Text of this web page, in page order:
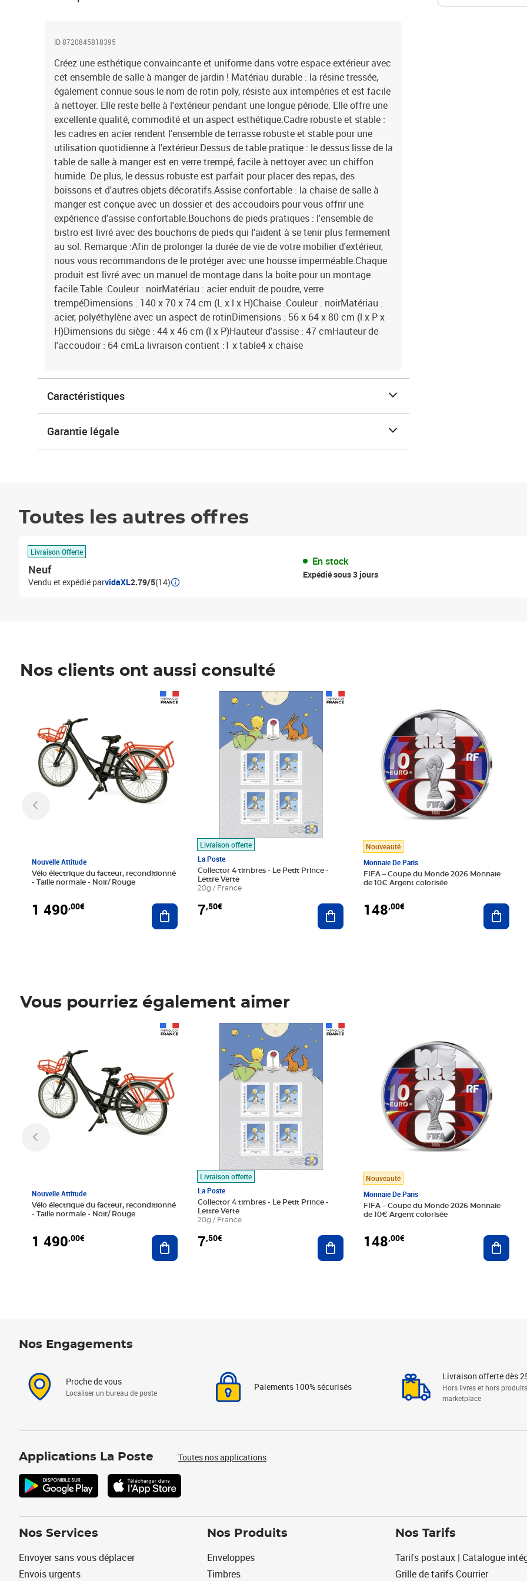
ID 8720845818395
Créez une esthétique convaincante et uniforme dans votre espace extérieur avec
cet ensemble de salle à manger de jardin ! Matériau durable : la résine tressée,
également connue sous le nom de rotin poly, résiste aux intempéries et est facile
à nettoyer. Elle reste belle à l'extérieur pendant une longue période. Elle offre une
excellente qualité, commodité et un aspect esthétique.Cadre robuste et stable :
les cadres en acier rendent l'ensemble de terrasse robuste et stable pour une
utilisation quotidienne à l'extérieur.Dessus de table pratique : le dessus lisse de la
table de salle à manger est en verre trempé, facile à nettoyer avec un chiffon
humide. De plus, le dessus robuste est parfait pour placer des repas, des
boissons et d'autres objets décoratifs.Assise confortable : la chaise de salle à
manger est conçue avec un dossier et des accoudoirs pour vous offrir une
expérience d'assise confortable.Bouchons de pieds pratiques : l'ensemble de
bistro est livré avec des bouchons de pieds qui l'aident à se tenir plus fermement
au sol. Remarque :Afin de prolonger la durée de vie de votre mobilier d'extérieur,
nous vous recommandons de le protéger avec une housse imperméable.Chaque
produit est livré avec un manuel de montage dans la boîte pour un montage
facile.Table :Couleur : noirMatériau : acier enduit de poudre, verre
trempéDimensions : 140 x 70 x 74 cm (L x l x H)Chaise :Couleur : noirMatériau :
acier, polyéthylène avec un aspect de rotinDimensions : 56 x 64 x 80 cm (l x P x
H)Dimensions du siège : 44 x 46 cm (l x P)Hauteur d'assise : 47 cmHauteur de
l'accoudoir : 64 cmLa livraison contient :1 x table4 x chaise
Caractéristiques
Garantie légale
Toutes les autres offres
Livraison Offerte
Neuf
Vendu et expédié parvidaXL2.79/5(14)
En stock
Expédié sous 3 jours
Nos clients ont aussi consulté
Nouvelle Attitude
Vélo électrique du facteur, reconditionné
- Taille normale - Noir/ Rouge
1 490,00€ Ajouter au panier
Livraison offerte
La Poste
Collector 4 timbres - Le Petit Prince -
Lettre Verte
20g / France
7,50€
Prix 7,50€
Ajouter au panier
Nouveauté
Monnaie De Paris
FIFA – Coupe du Monde 2026 Monnaie
de 10€ Argent colorisée
148,00€
Vous pourriez également aimer
Nouvelle Attitude
Vélo électrique du facteur, reconditionné
- Taille normale - Noir/ Rouge
1 490,00€ Ajouter au panier
Livraison offerte
La Poste
Collector 4 timbres - Le Petit Prince -
Lettre Verte
20g / France
7,50€
Prix 7,50€
Ajouter au panier
Nouveauté
Monnaie De Paris
FIFA – Coupe du Monde 2026 Monnaie
de 10€ Argent colorisée
148,00€
Nos Engagements
Proche de vous
Localiser un bureau de poste
Paiements 100% sécurisés
Livraison offerte dès
Hors livres et hors produits
marketplace
Applications La Poste Toutes nos applications
Nos Services
Envoyer sans vous déplacer
Envois urgents
Nos Produits
Enveloppes
Timbres
Nos Tarifs
Tarifs postaux | Catalogue
Grille de tarifs Courrier